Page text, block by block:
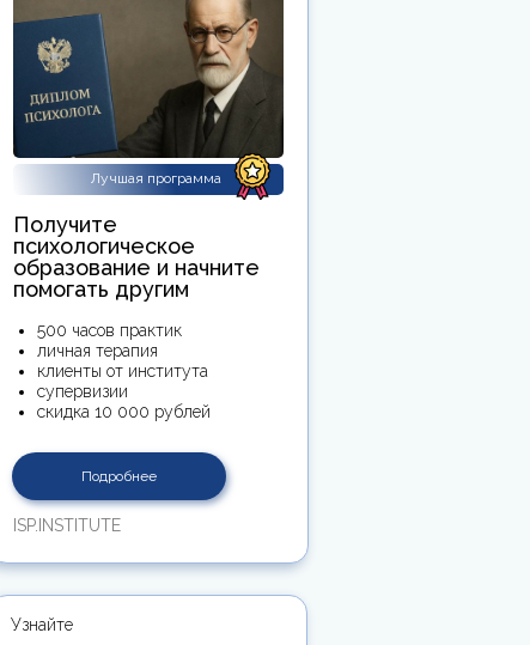
500 часов практик
личная терапия
клиенты от института
супервизии
скидка 10 000 рублей
Получите
психологическое
образование и начните
помогать другим
Лучшая программа
Подробнее
ISP.INSTITUTE
Узнайте